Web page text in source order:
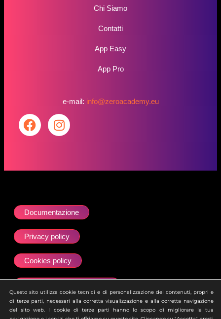
Chi Siamo
Contatti
App Easy
App Pro
e-mail: info@zeroacademy.eu
Documentazione
Privacy policy
Cookies policy
Site map
Questo sito utilizza cookie tecnici e di personalizzazione dei contenuti, propri e
di terze parti, necessari alla corretta visualizzazione e alla corretta navigazione
del sito web. I cookie di terze parti hanno lo scopo di migliorare la tua